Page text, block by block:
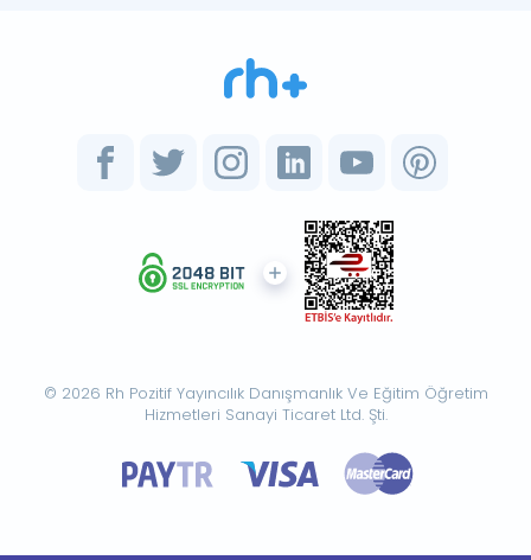
© 2026 Rh Pozitif Yayıncılık Danışmanlık Ve Eğitim Öğretim
Hizmetleri Sanayi Ticaret Ltd. Şti.